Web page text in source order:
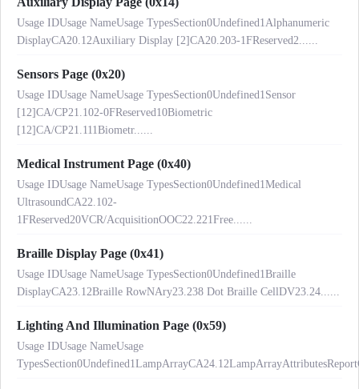
Usage IDUsage NameUsage TypesSection0Undefined1Alphanumeric
DisplayCA20.12Auxiliary Display [2]CA20.203-1FReserved2......
Sensors Page (0x20)
Usage IDUsage NameUsage TypesSection0Undefined1Sensor
[12]CA/CP21.102-0FReserved10Biometric
[12]CA/CP21.111Biometr......
Medical Instrument Page (0x40)
Usage IDUsage NameUsage TypesSection0Undefined1Medical
UltrasoundCA22.102-
1FReserved20VCR/AcquisitionOOC22.221Free......
Braille Display Page (0x41)
Usage IDUsage NameUsage TypesSection0Undefined1Braille
DisplayCA23.12Braille RowNAry23.238 Dot Braille CellDV23.24......
Lighting And Illumination Page (0x59)
Usage IDUsage NameUsage